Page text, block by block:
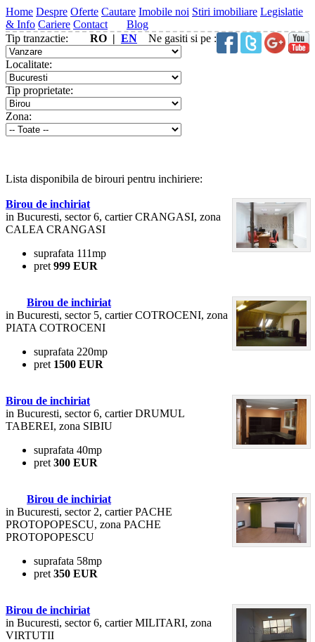
Home Despre Oferte Cautare Imobile noi Stiri imobiliare Legislatie
& Info Cariere Contact
Blog
RO | EN Ne gasiti si pe :
Tip tranzactie:
Localitate:
Tip proprietate:
Zona:
Lista disponibila de birouri pentru inchiriere:
Birou de inchiriat
in Bucuresti, sector 6, cartier CRANGASI, zona
CALEA CRANGASI
suprafata 111mp
pret 999 EUR
Birou de inchiriat
in Bucuresti, sector 5, cartier COTROCENI, zona
PIATA COTROCENI
suprafata 220mp
pret 1500 EUR
Birou de inchiriat
in Bucuresti, sector 6, cartier DRUMUL
TABEREI, zona SIBIU
suprafata 40mp
pret 300 EUR
Birou de inchiriat
in Bucuresti, sector 2, cartier PACHE
PROTOPOPESCU, zona PACHE
PROTOPOPESCU
suprafata 58mp
pret 350 EUR
Birou de inchiriat
in Bucuresti, sector 6, cartier MILITARI, zona
VIRTUTII